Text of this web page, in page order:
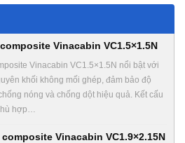
Vinacabin VC1.5×1.5N
Vinacabin VC1.5×1.5N nổi bật với
khối không mối ghép, đảm bảo độ
nóng và chống dột hiệu quả. Kết cấu
hợp…
Vinacabin VC1.9×2.15N